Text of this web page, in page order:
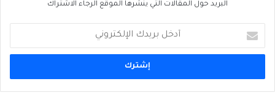
البريد حول المقالات التي ينشرها الموقع الرجاء الاشتراك
بريدك
الإلكتروني